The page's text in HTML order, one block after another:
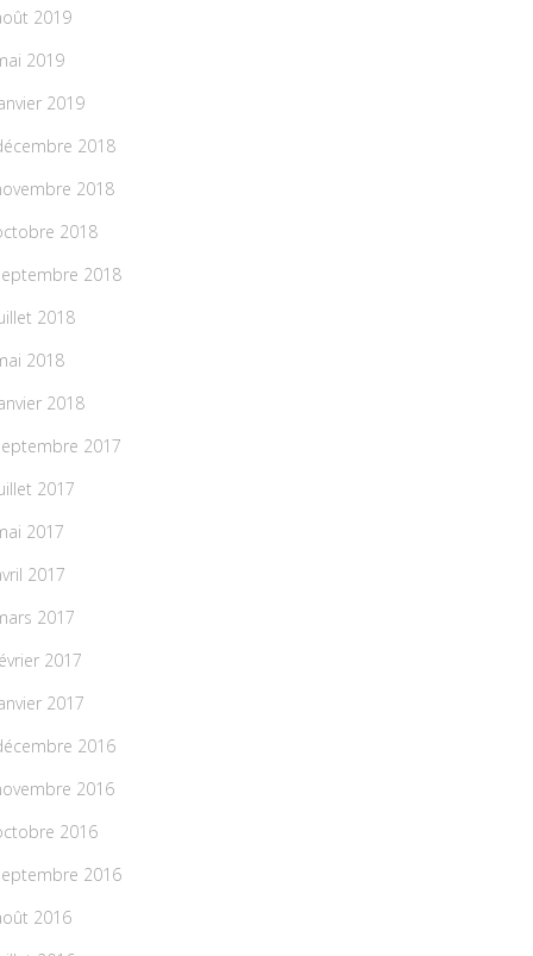
2019
2019
2019
2018
2018
2018
2018
2018
2018
2018
2017
2017
2017
2017
2017
2017
2017
2016
2016
2016
2016
2016